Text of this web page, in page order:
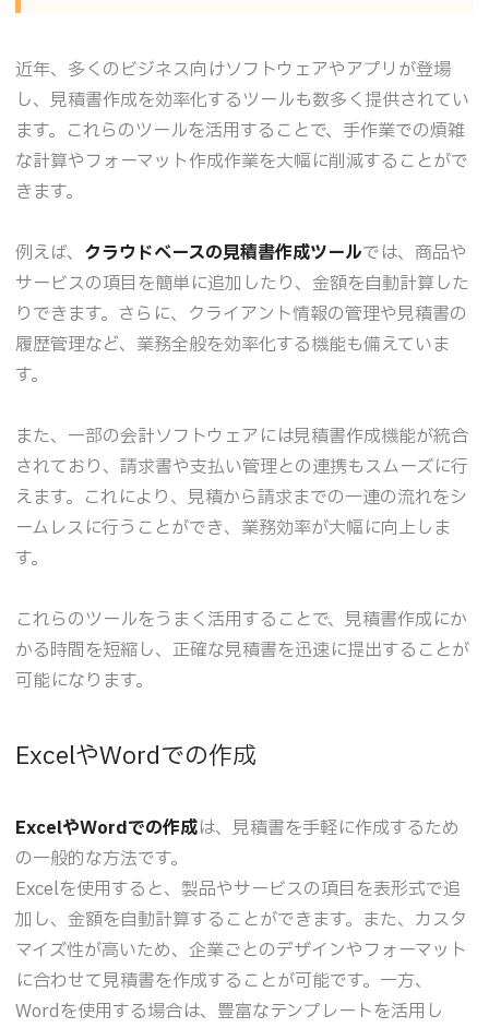
近年、多くのビジネス向けソフトウェアやアプリが登場
し、見積書作成を効率化するツールも数多く提供されてい
ます。これらのツールを活用することで、手作業での煩雑
な計算やフォーマット作成作業を大幅に削減することがで
きます。
例えば、 クラウドベースの見積書作成ツールでは、商品や
サービスの項目を簡単に追加したり、金額を自動計算した
りできます。さらに、クライアント情報の管理や見積書の
履歴管理など、業務全般を効率化する機能も備えていま
す。
また、一部の会計ソフトウェアには見積書作成機能が統合
されており、請求書や支払い管理との連携もスムーズに行
えます。これにより、見積から請求までの一連の流れをシ
ームレスに行うことができ、業務効率が大幅に向上しま
す。
これらのツールをうまく活用することで、見積書作成にか
かる時間を短縮し、正確な見積書を迅速に提出することが
可能になります。
ExcelやWordでの作成
ExcelやWordでの作成は、見積書を手軽に作成するため
の一般的な方法です。
Excelを使用すると、製品やサービスの項目を表形式で追
加し、金額を自動計算することができます。また、カスタ
マイズ性が高いため、企業ごとのデザインやフォーマット
に合わせて見積書を作成することが可能です。一方、
Wordを使用する場合は、豊富なテンプレートを活用し